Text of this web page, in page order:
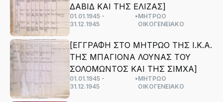
ΔΑΒΙΔ ΚΑΙ ΤΗΣ ΕΛΙΖΑΣ]
01.01.1945 -
31.12.1945
•ΜΗΤΡΩΟ
ΟΙΚΟΓΕΝΕΙΑΚΟ
[ΕΓΓΡΑΦΗ ΣΤΟ ΜΗΤΡΩΟ ΤΗΣ Ι.Κ.Α.
ΤΗΣ ΜΠΑΓΙΟΝΑ ΛΟΥΝΑΣ ΤΟΥ
ΣΟΛΟΜΩΝΤΟΣ ΚΑΙ ΤΗΣ ΣΙΜΧΑ]
01.01.1945 -
31.12.1945
•ΜΗΤΡΩΟ
ΟΙΚΟΓΕΝΕΙΑΚΟ